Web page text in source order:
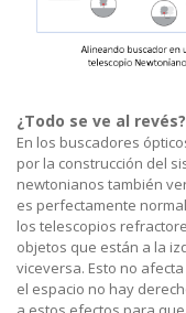
¿Todo se ve al revés?
En los buscadores
por la construcción del
newtonianos también
es perfectamente
los telescopios
objetos que están a la
viceversa. Esto no
el espacio no hay